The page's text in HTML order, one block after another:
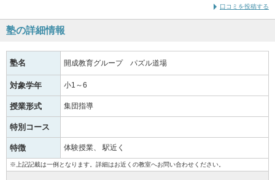
口コミを投稿する
塾の詳細情報
塾名 開成教育グループ パズル道場
対象学年 小1～6
授業形式 集団指導
特別コース
特徴 体験授業 駅近く
※上記記載は一例となります。詳細はお近くの教室へお問い合わせください。